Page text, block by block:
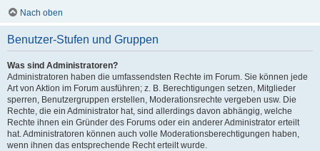
Nach oben
Benutzer-Stufen und Gruppen
Was sind Administratoren?
Administratoren haben die umfassendsten Rechte im Forum. Sie können jede
Art von Aktion im Forum ausführen; z. B. Berechtigungen setzen, Mitglieder
sperren, Benutzergruppen erstellen, Moderationsrechte vergeben usw. Die
Rechte, die ein Administrator hat, sind allerdings davon abhängig, welche
Rechte ihnen ein Gründer des Forums oder ein anderer Administrator erteilt
hat. Administratoren können auch volle Moderationsberechtigungen haben,
wenn ihnen das entsprechende Recht erteilt wurde.